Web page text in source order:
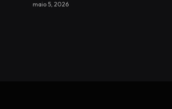
maio 5, 2026